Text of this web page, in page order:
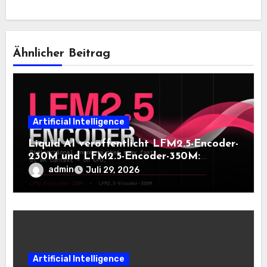
Ähnlicher Beitrag
Artificial Intelligence
Liquid AI veröffentlicht LFM2.5-Encoder-
230M und LFM2.5-Encoder-350M:
Bidirektionale Encoder, die bei 8K-
Kontext auf der CPU schnell bleiben
admin Juli 29, 2026
Artificial Intelligence